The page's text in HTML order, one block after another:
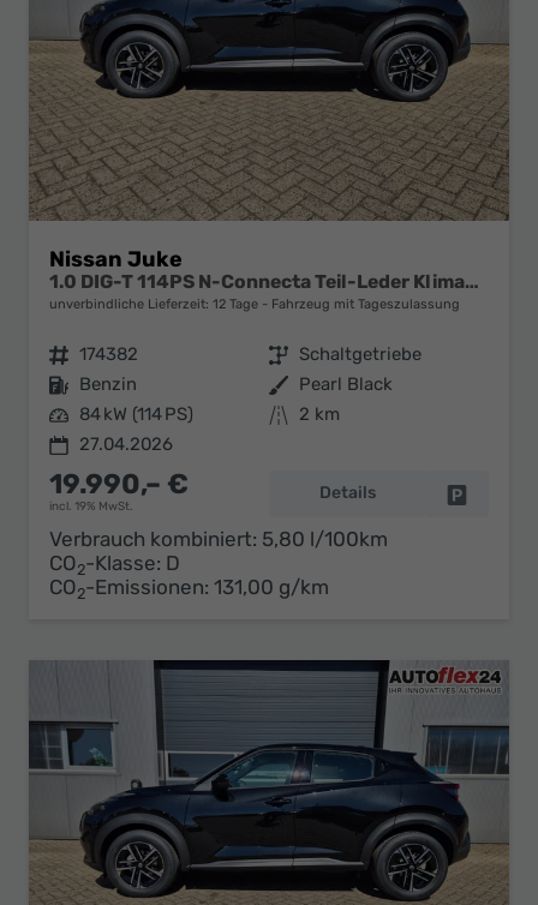
Nissan Juke
1.0 DIG-T 114PS N-Connecta Teil-Leder Klimaautomatik PDC v+h Rückf.Kamera Bluetooth Touchscreen Apple CarPlay Android Auto 17"LM
unverbindliche Lieferzeit: 12 Tage Fahrzeug mit Tageszulassung
Fahrzeugnr. 174382 Getriebe Schaltgetriebe
Kraftstoff Benzin Außenfarbe Pearl Black
Leistung 84 kW (114 PS) Kilometerstand
2 km
27.04.2026
19.990,– €
incl. 19% MwSt.
Details
Verbrauch kombiniert: 5,80 l/100km
CO2-Klasse: D
CO2-Emissionen: 131,00 g/km